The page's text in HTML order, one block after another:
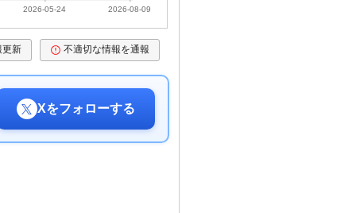
2026-05-24 2026-08-09
更新 不適切な情報を通報
Xをフォローする